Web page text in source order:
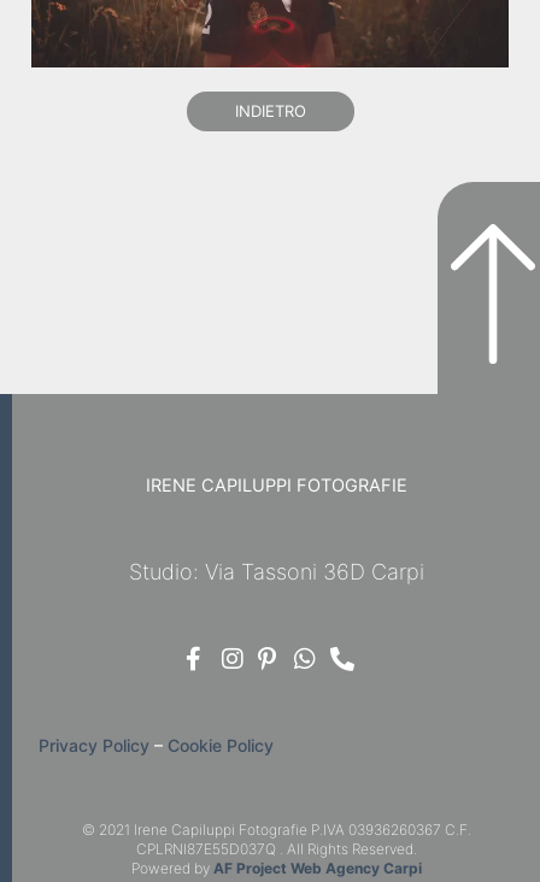
INDIETRO
IRENE CAPILUPPI FOTOGRAFIE
Studio: Via Tassoni 36D Carpi
Privacy Policy – Cookie Policy
© 2021 Irene Capiluppi Fotografie P.IVA 03936260367 C.F.
CPLRNI87E55D037Q . All Rights Reserved.
Powered by AF Project Web Agency Carpi